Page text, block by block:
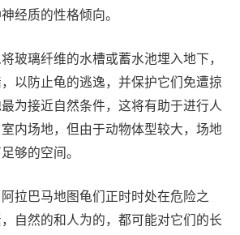
经质的性格倾向。
玻璃纤维的水槽或蓄水池埋入地下，
以防止龟的逃逸，并保护它们免遭掠
为接近自然条件，这将有助于进行人
内场地，但由于动物体型较大，场地
够的空间。
拉巴马地图龟们正时时处在危险之
自然的和人为的，都可能对它们的长